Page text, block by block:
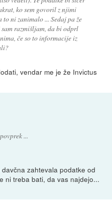
ko sem govoril z njimi
ni zanimalo ... Sedaj pa že
razmišljam, da bi odprl
če so to informacije iz
vendar me je že Invictus
...
zahtevala podatke od
ni treba bati, da vas najdejo...